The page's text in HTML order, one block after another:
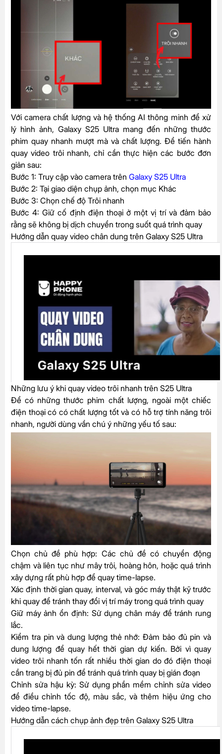
Với camera chất lượng và hệ thống AI thông minh để xử
lý hình ảnh, Galaxy S25 Ultra mang đến những thước
phim quay nhanh mượt mà và chất lượng. Để tiến hành
quay video trôi nhanh, chỉ cần thực hiện các bước đơn
giản sau:
Bước 1: Truy cập vào camera trên Galaxy S25 Ultra
Bước 2: Tại giao diện chụp ảnh, chọn mục Khác
Bước 3: Chọn chế độ Trôi nhanh
Bước 4: Giữ cố định điện thoại ở một vị trí và đảm bảo
rằng sẽ không bị dịch chuyển trong suốt quá trình quay
Hướng dẫn quay video chân dung trên Galaxy S25 Ultra
Những lưu ý khi quay video trôi nhanh trên S25 Ultra
Để có những thước phim chất lượng, ngoài một chiếc
điện thoại có có chất lượng tốt và có hỗ trợ tính năng trôi
nhanh, người dùng vần chú ý những yếu tố sau:
Chọn chủ đề phù hợp: Các chủ đề có chuyển động
chậm và liên tục như mây trôi, hoàng hôn, hoặc quá trình
xây dựng rất phù hợp để quay time-lapse.
Xác định thời gian quay, interval, và góc máy thật kỹ trước
khi quay để tránh thay đổi vị trí máy trong quá trình quay
Giữ máy ảnh ổn định: Sử dụng chân máy để tránh rung
lắc.
Kiểm tra pin và dung lượng thẻ nhớ: Đảm bảo đủ pin và
dung lượng để quay hết thời gian dự kiến. Bởi vì quay
video trôi nhanh tốn rất nhiều thời gian do đó điện thoại
cần trang bị đủ pin để tránh quá trình quay bị gián đoạn
Chỉnh sửa hậu kỳ: Sử dụng phần mềm chỉnh sửa video
để điều chỉnh tốc độ, màu sắc, và thêm hiệu ứng cho
video time-lapse.
Hướng dẫn cách chụp ảnh đẹp trên Galaxy S25 Ultra